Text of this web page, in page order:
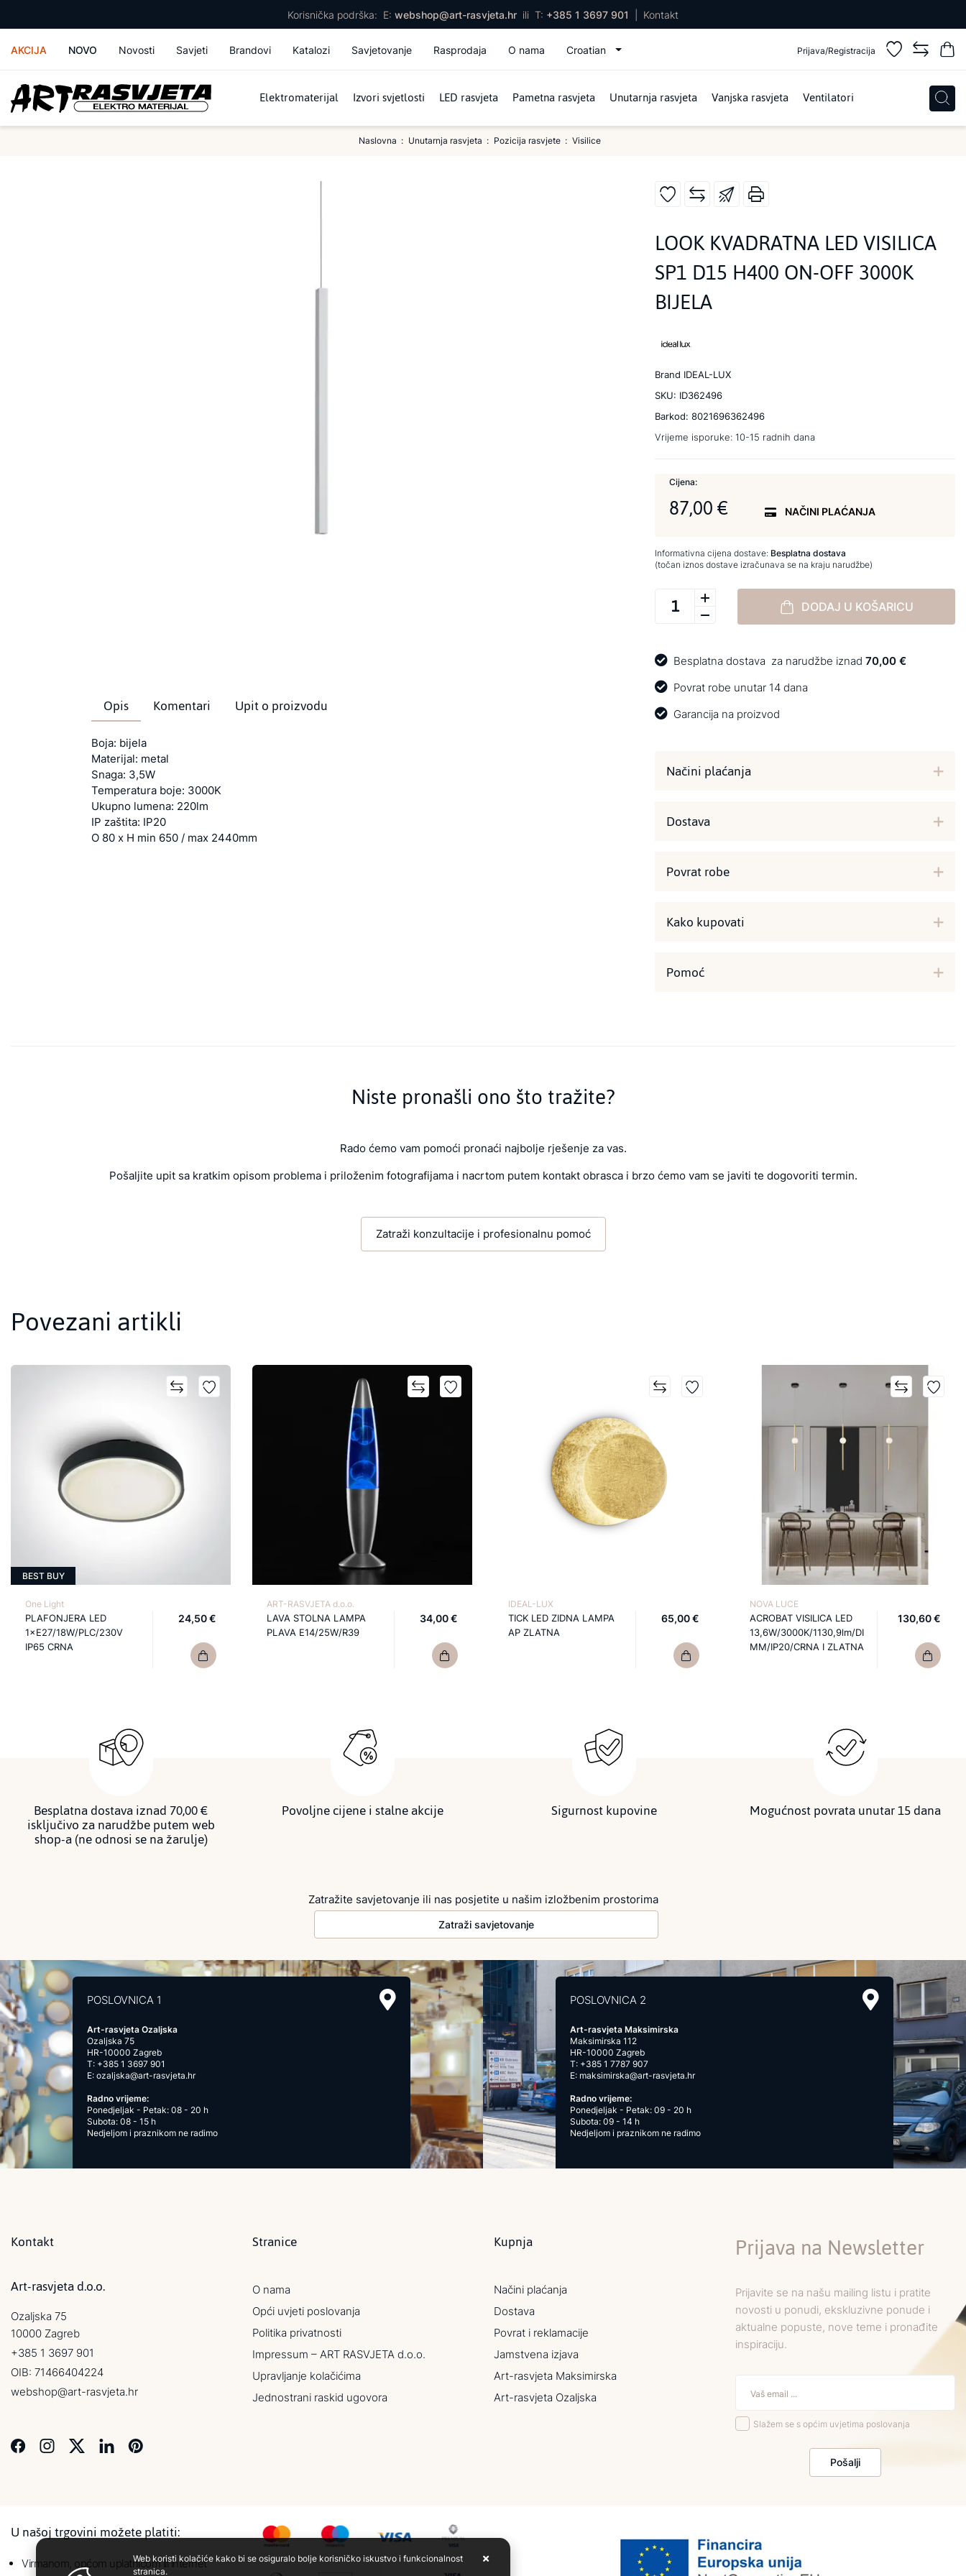
Korisnička podrška: E: webshop@art-rasvjeta.hr ili T: +385 1 3697 901 Kontakt
AKCIJA NOVO Novosti Savjeti Brandovi Katalozi Savjetovanje Rasprodaja O nama Croatian Prijava/Registracija
Elektromaterijal Izvori svjetlosti LED rasvjeta Pametna rasvjeta Unutarnja rasvjeta Vanjska rasvjeta Ventilatori
Naslovna Unutarnja rasvjeta Pozicija rasvjete Visilice
Opis Komentari Upit o proizvodu
Boja: bijela
Materijal: metal
Snaga: 3,5W
Temperatura boje: 3000K
Ukupno lumena: 220lm
IP zaštita: IP20
O 80 x H min 650 / max 2440mm
LOOK KVADRATNA LED VISILICA
SP1 D15 H400 ON-OFF 3000K
BIJELA
Brand IDEAL-LUX
SKU: ID362496
Barkod: 8021696362496
Vrijeme isporuke: 10-15 radnih dana
Cijena:
87,00 € NAČINI PLAĆANJA
Informativna cijena dostave: Besplatna dostava
(točan iznos dostave izračunava se na kraju narudžbe)
DODAJ U KOŠARICU
Besplatna dostava za narudžbe iznad 70,00 €
Povrat robe unutar 14 dana
Garancija na proizvod
Načini plaćanja
Dostava
Povrat robe
Kako kupovati
Pomoć
Niste pronašli ono što tražite?
Rado ćemo vam pomoći pronaći najbolje rješenje za vas.
Pošaljite upit sa kratkim opisom problema i priloženim fotografijama i nacrtom putem kontakt obrasca i brzo ćemo vam se javiti te dogovoriti termin.
Zatraži konzultacije i profesionalnu pomoć
Povezani artikli
BEST BUY
One Light
PLAFONJERA LED
1×E27/18W/PLC/230V
IP65 CRNA
24,50 €
ART-RASVJETA d.o.o.
LAVA STOLNA LAMPA
PLAVA E14/25W/R39
34,00 €
IDEAL-LUX
TICK LED ZIDNA LAMPA
AP ZLATNA
65,00 €
NOVA LUCE
ACROBAT VISILICA LED
13,6W/3000K/1130,9lm/DI
MM/IP20/CRNA I ZLATNA
130,60 €
Besplatna dostava iznad 70,00 €
isključivo za narudžbe putem web
shop-a (ne odnosi se na žarulje)
Povoljne cijene i stalne akcije Sigurnost kupovine Mogućnost povrata unutar 15 dana
Zatražite savjetovanje ili nas posjetite u našim izložbenim prostorima
Zatraži savjetovanje
POSLOVNICA 1
Art-rasvjeta Ozaljska
Ozaljska 75
HR-10000 Zagreb
T: +385 1 3697 901
E: ozaljska@art-rasvjeta.hr
Radno vrijeme:
Ponedjeljak - Petak: 08 - 20 h
Subota: 08 - 15 h
Nedjeljom i praznikom ne radimo
POSLOVNICA 2
Art-rasvjeta Maksimirska
Maksimirska 112
HR-10000 Zagreb
T: +385 1 7787 907
E: maksimirska@art-rasvjeta.hr
Radno vrijeme:
Ponedjeljak - Petak: 09 - 20 h
Subota: 09 - 14 h
Nedjeljom i praznikom ne radimo
Kontakt
Art-rasvjeta d.o.o.
Ozaljska 75
10000 Zagreb
+385 1 3697 901
OIB: 71466404224
webshop@art-rasvjeta.hr
Stranice
O nama
Opći uvjeti poslovanja
Politika privatnosti
Impressum – ART RASVJETA d.o.o.
Upravljanje kolačićima
Jednostrani raskid ugovora
Kupnja
Načini plaćanja
Dostava
Povrat i reklamacije
Jamstvena izjava
Art-rasvjeta Maksimirska
Art-rasvjeta Ozaljska
Prijava na Newsletter
Prijavite se na našu mailing listu i pratite
novosti u ponudi, ekskluzivne ponude i
aktualne popuste, nove teme i pronađite
inspiraciju.
Slažem se s općim uvjetima poslovanja
Pošalji
U našoj trgovini možete platiti:
Virmanom, općom uplatnicom ili internetWeb koristi kolačiće kako bi se osiguralo bolje korisničko iskustvo i funkcionalnost
stranica.